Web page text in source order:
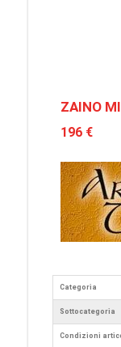
ZAINO
196 €
Categoria
Sottocategoria
Condizioni